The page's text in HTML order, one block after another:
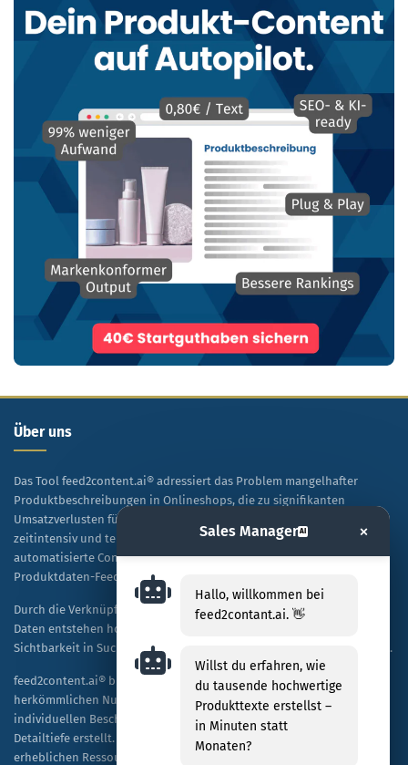
Über uns
Das Tool feed2content.ai® adressiert das Problem mangelhafter
Produktbeschreibungen in Onlineshops, die zu signifikanten
Umsatzverlusten führen. Während manuelle Texterstellung
zeitintensiv und teuer ist, ermöglicht diese Lösung eine
automatisierte Content-Generierung auf Basis vorhandener
Produktdaten-Feeds.
Durch die Verknüpfung von KI-Technologie mit spezifischen Shop-
Daten entstehen hochwertige, SEO-optimierte Texte, die sowohl die
Sichtbarkeit in Suchmaschinen als auch die Kaufbereitschaft steigern.
feed2content.ai® bietet eine skalierbare Alternative zur
herkömmlichen Nutzung von ChatGPT, indem es Tausende von
individuellen Beschreibungen kosteneffizient und in hoher
Detailtiefe erstellt. Unternehmen profitieren dabei von einer
erheblichen Ressourceneinsparung sowie einer verbesserten
Sales Manager AI ×
Hallo, willkommen bei
feed2contant.ai. 👋
Willst du erfahren, wie
du tausende hochwertige
Produkttexte erstellst –
in Minuten statt
Monaten?